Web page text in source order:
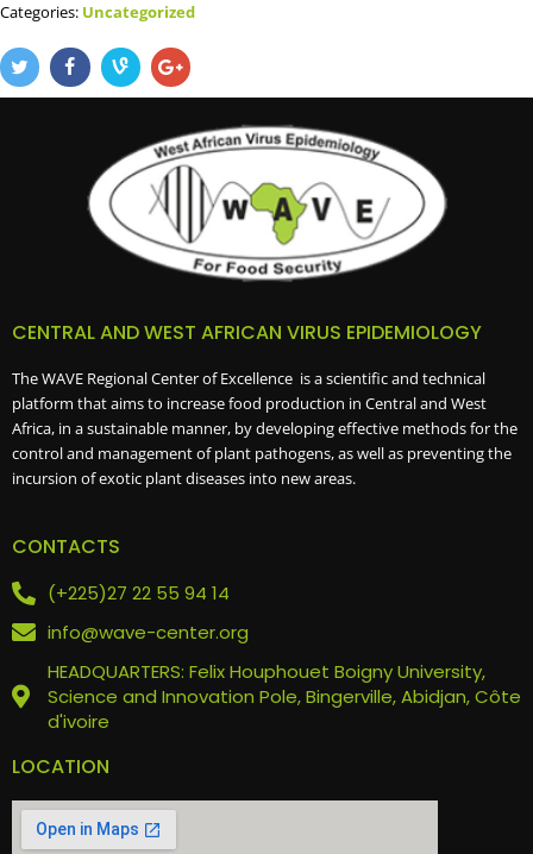
Categories: Uncategorized
CENTRAL AND WEST AFRICAN VIRUS EPIDEMIOLOGY
The WAVE Regional Center of Excellence is a scientific and technical
platform that aims to increase food production in Central and West
Africa, in a sustainable manner, by developing effective methods for the
control and management of plant pathogens, as well as preventing the
incursion of exotic plant diseases into new areas.
CONTACTS
(+225)27 22 55 94 14
info@wave-center.org
HEADQUARTERS: Felix Houphouet Boigny University,
Science and Innovation Pole, Bingerville, Abidjan, Côte
d'ivoire
LOCATION